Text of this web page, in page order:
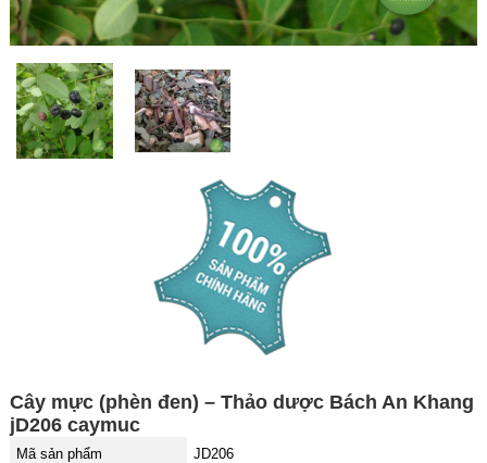
Cây mực (phèn đen) – Thảo dược Bách An Khang
jD206 caymuc
Mã sản phẩm JD206